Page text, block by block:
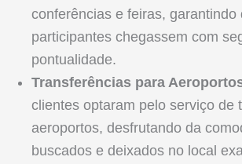
conferências e feiras, garantindo
participantes chegassem com
pontualidade.
Transferências para
clientes optaram pelo serviço de
aeroportos, desfrutando da
buscados e deixados no local